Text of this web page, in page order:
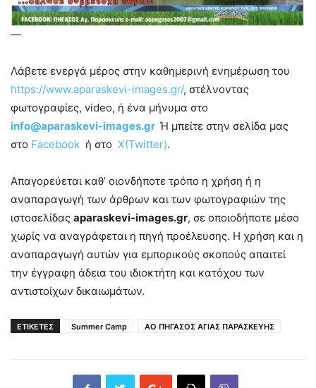
—
Λάβετε ενεργά μέρος στην καθημερινή ενημέρωση του
https://www.aparaskevi-images.gr/, στέλνοντας
φωτογραφίες, video, ή ένα μήνυμα στο
info@aparaskevi-images.gr Ή μπείτε στην σελίδα μας
στο Facebook ή στο X(Twitter).
Απαγορεύεται καθ’ οιονδήποτε τρόπο η χρήση ή η
αναπαραγωγή των άρθρων και των φωτογραφιών της
ιστοσελίδας aparaskevi-images.gr, σε οποιοδήποτε μέσο
χωρίς να αναγράφεται η πηγή προέλευσης. Η χρήση και η
αναπαραγωγή αυτών για εμπορικούς σκοπούς απαιτεί
την έγγραφη άδεια του ιδιοκτήτη και κατόχου των
αντιστοίχων δικαιωμάτων.
ΕΤΙΚΕΤΕΣ Summer Camp ΑΟ ΠΗΓΑΣΟΣ ΑΓΙΑΣ ΠΑΡΑΣΚΕΥΗΣ